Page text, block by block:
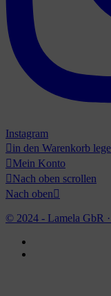
Instagram
 in den Warenkorb
 Mein Konto
 Nach oben scrollen
Nach oben
© 2024 - Lamela GbR